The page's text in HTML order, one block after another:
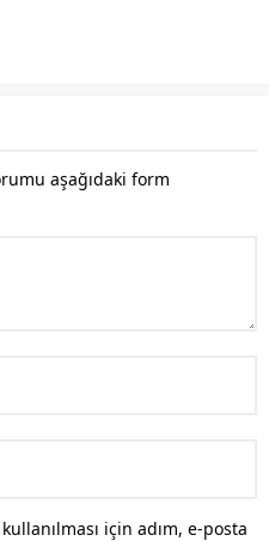
aşağıdaki form
için adım, e-posta